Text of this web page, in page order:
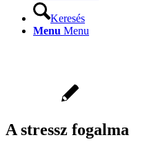
Keresés
Menu Menu
A stressz fogalma